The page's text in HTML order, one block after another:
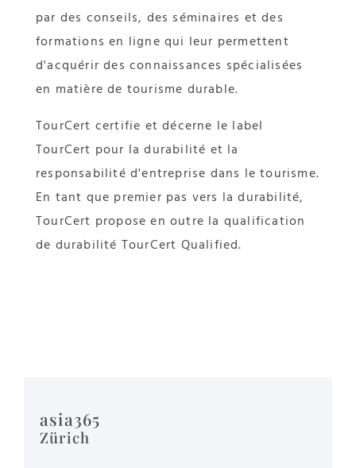
par des conseils, des séminaires et des
formations en ligne qui leur permettent
d'acquérir des connaissances spécialisées
en matière de tourisme durable.
TourCert certifie et décerne le label
TourCert pour la durabilité et la
responsabilité d'entreprise dans le tourisme.
En tant que premier pas vers la durabilité,
TourCert propose en outre la qualification
de durabilité TourCert Qualified.
asia365
Zürich